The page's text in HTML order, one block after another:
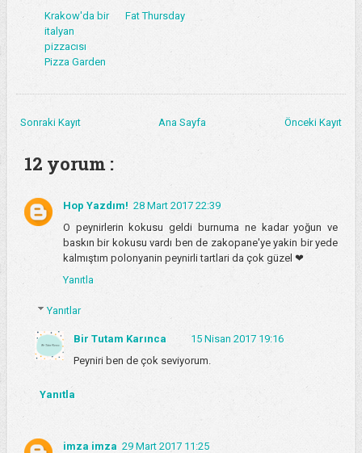
Krakow'da bir
italyan
pizzacısı
Pizza Garden
Fat Thursday
Sonraki Kayıt Önceki Kayıt
Ana Sayfa
12 yorum :
Hop Yazdım! 28 Mart 2017 22:39
O peynirlerin kokusu geldi burnuma ne kadar yoğun ve
baskın bir kokusu vardı ben de zakopane'ye yakin bir yede
kalmıştım polonyanin peynirli tartlari da çok güzel ❤
Yanıtla
Yanıtlar
Bir Tutam Karınca
15 Nisan 2017 19:16
Peyniri ben de çok seviyorum.
Yanıtla
imza imza 29 Mart 2017 11:25